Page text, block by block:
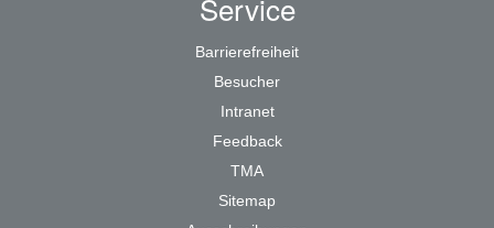
Service
Barrierefreiheit
Besucher
Intranet
Feedback
TMA
Sitemap